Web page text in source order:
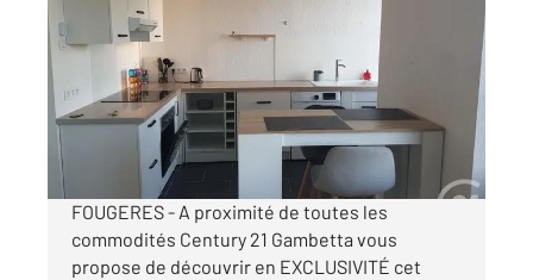
55,48 m
, 3 pièces
Ref : 6699
Appartement T3 à louer
720 €
par mois charges comprises
FOUGERES - A proximité de toutes les
commodités Century 21 Gambetta vous
propose de découvrir en EXCLUSIVITÉ cet